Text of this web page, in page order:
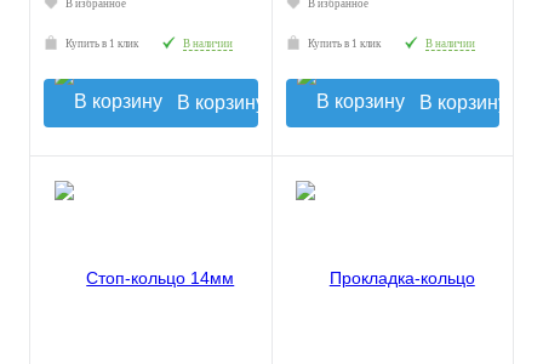
В избранное
Купить в 1 клик В наличии
В корзину
В избранное
Купить в 1 клик В наличии
В корзину